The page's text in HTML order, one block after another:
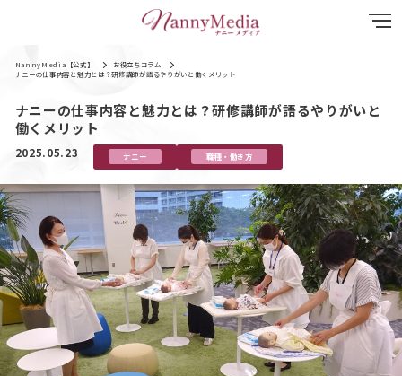
NannyMedia【公式】
お役立ちコラム
ナニーの仕事内容と魅力とは？研修講師が語るやりがいと働くメリット
ナニーの仕事内容と魅力とは？研修講師が語るやりがいと
働くメリット
2025.05.23 ナニー 職種・働き方